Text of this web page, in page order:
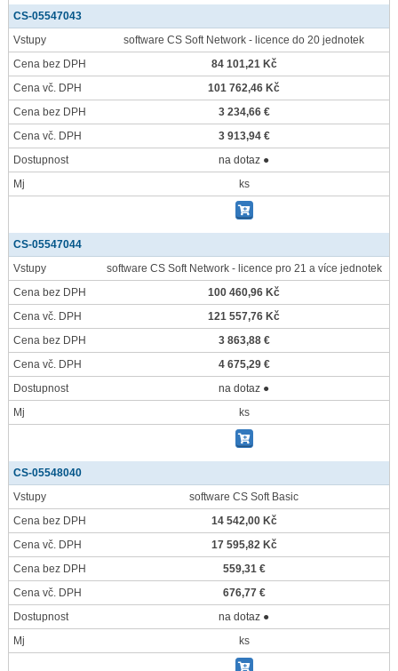
CS-05547043
Vstupy
software CS Soft Network - licence do 20 jednotek
Cena bez DPH
84 101,21 Kč
Cena vč. DPH
101 762,46 Kč
Cena bez DPH
3 234,66 €
Cena vč. DPH
3 913,94 €
Dostupnost
na dotaz ●
Mj
ks
CS-05547044
Vstupy
software CS Soft Network - licence pro 21 a více jednotek
Cena bez DPH
100 460,96 Kč
Cena vč. DPH
121 557,76 Kč
Cena bez DPH
3 863,88 €
Cena vč. DPH
4 675,29 €
Dostupnost
na dotaz ●
Mj
ks
CS-05548040
Vstupy
software CS Soft Basic
Cena bez DPH
14 542,00 Kč
Cena vč. DPH
17 595,82 Kč
Cena bez DPH
559,31 €
Cena vč. DPH
676,77 €
Dostupnost
na dotaz ●
Mj
ks